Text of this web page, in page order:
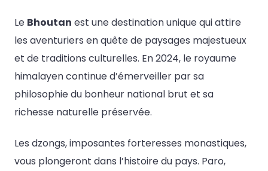
Le Bhoutan est une destination unique qui attire
les aventuriers en quête de paysages majestueux
et de traditions culturelles. En 2024, le royaume
himalayen continue d’émerveiller par sa
philosophie du bonheur national brut et sa
richesse naturelle préservée.
Les dzongs, imposantes forteresses monastiques,
vous plongeront dans l’histoire du pays. Paro,